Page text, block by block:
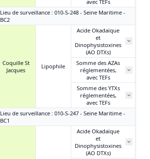
avec TEFs
Lieu de surveillance : 010-S-248 - Seine Maritime -
BC2
Coquille St
Jacques
Lipophile
Acide Okadaïque
et
Dinophysistoxines
(AO DTXs)
Somme des AZAs
réglementées,
avec TEFs
Somme des YTXs
réglementées,
avec TEFs
Lieu de surveillance : 010-S-247 - Seine Maritime -
BC1
Acide Okadaïque
et
Dinophysistoxines
(AO DTXs)